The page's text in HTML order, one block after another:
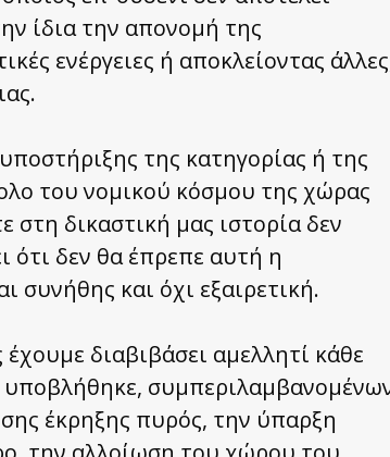
ίδια την απονομή της
ενέργειες ή αποκλείοντας
της κατηγορίας ή της
του νομικού κόσμου της χώρας
στη δικαστική μας ιστορία δεν
ότι δεν θα έπρεπε αυτή η
συνήθης και όχι εξαιρετική.
διαβιβάσει αμελλητί κάθε
έκρηξης πυρός, την ύπαρξη